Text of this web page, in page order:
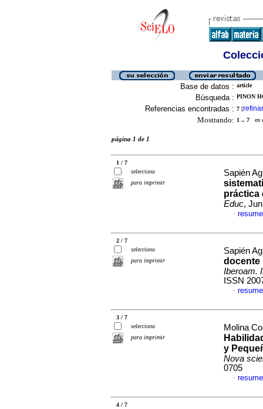
Base de datos : article
Búsqueda : PINON
Referencias encontradas : 7 [refinar
Mostrando: 1 .. 7 en
página 1 de 1
1 / 7
selecciona
para imprimir
Sapién
práctica
Educ,
·
2 / 7
selecciona
para imprimir
Sapién
docente
Iberoam.
ISSN
·
3 / 7
selecciona
para imprimir
Molina
y
Nova
0705
·
4 / 7